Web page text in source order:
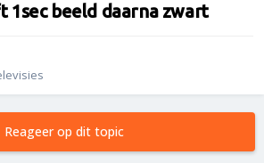
1sec beeld daarna zwart
Reageer op dit topic